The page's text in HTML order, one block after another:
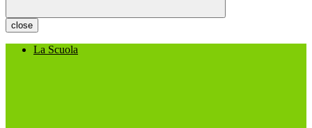
close
La Scuola